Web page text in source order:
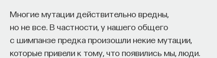
Многие мутации действительно вредны,
но не все. В частности, у нашего общего
с шимпанзе предка произошли некие мутации,
которые привели к тому, что появились мы, люди.